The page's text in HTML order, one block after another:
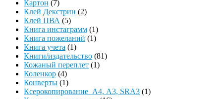
Картон (7)
Клей Декстрин (2)
Клей ПВА (5)
Книга инстаграмм (1)
Книга пожеланий (1)
Книга учета (1)
Книги/издательство (81)
Кожаный переплет (1)
Коленкор (4)
Конверты (1)
Ксерокопирование А4, А3, SRA3 (1)